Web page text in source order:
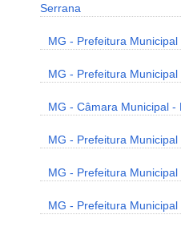
Serrana
MG - Prefeitura
MG - Prefeitura
MG - Câmara Municipal -
MG - Prefeitura
MG - Prefeitura
MG - Prefeitura